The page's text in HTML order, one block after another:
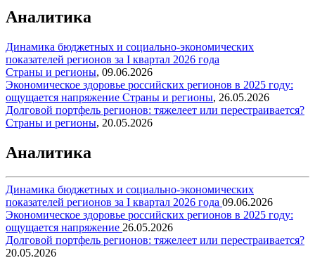
Аналитика
Динамика бюджетных и социально-экономических
показателей регионов за I квартал 2026 года
Страны и регионы, 09.06.2026
Экономическое здоровье российских регионов в 2025 году:
ощущается напряжение Страны и регионы, 26.05.2026
Долговой портфель регионов: тяжелеет или перестраивается?
Страны и регионы, 20.05.2026
Аналитика
Динамика бюджетных и социально-экономических
показателей регионов за I квартал 2026 года 09.06.2026
Экономическое здоровье российских регионов в 2025 году:
ощущается напряжение 26.05.2026
Долговой портфель регионов: тяжелеет или перестраивается?
20.05.2026